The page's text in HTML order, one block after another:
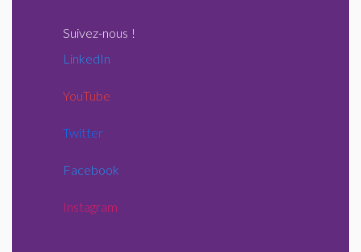
Suivez-nous !
LinkedIn
YouTube
Twitter
Facebook
Instagram